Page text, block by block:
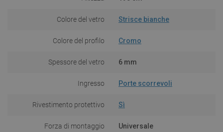
Colore del vetro Strisce bianche
Colore del profilo Cromo
Spessore del vetro 6 mm
Ingresso Porte scorrevoli
Rivestimento protettivo Sì
Forza di montaggio Universale